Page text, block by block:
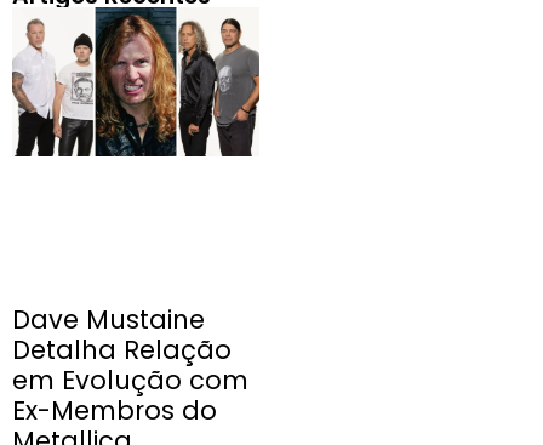
Dave Mustaine
Detalha Relação
em Evolução com
Ex-Membros do